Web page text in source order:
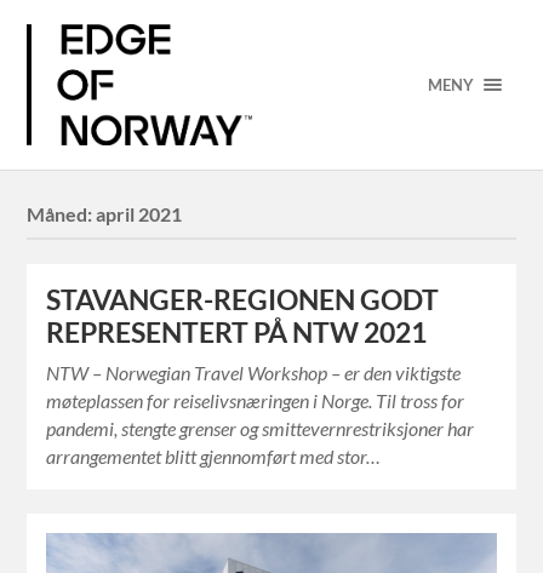
MENY
Måned:april 2021
STAVANGER-REGIONEN GODT
REPRESENTERT PÅ NTW 2021
NTW – Norwegian Travel Workshop – er den viktigste
møteplassen for reiselivsnæringen i Norge. Til tross for
pandemi, stengte grenser og smittevernrestriksjoner har
arrangementet blitt gjennomført med stor…